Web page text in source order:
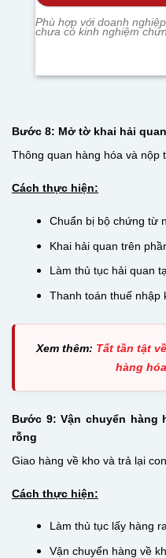
Phù hợp với doanh
chưa có kinh nghiệm
Bước 8: Mở tờ khai hải
Thông quan hàng hóa và nộp
Cách thực hiện:
Chuẩn bị bộ chứng từ
Khai hải quan trên
Làm thủ tục hải quan
Thanh toán thuế nhập
Xem thêm: Tất tần tật
hàng
Bước 9: Vận chuyển hàng
rỗng
Giao hàng về kho và trả lại
Cách thực hiện:
Làm thủ tục lấy hàng
Vận chuyển hàng về